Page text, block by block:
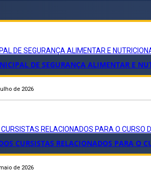
DE SEGURANÇA ALIMENTAR E
DE SEGURANÇA ALIMENTAR E
de 2026
RELACIONADOS PARA O CURSO
CURSISTAS RELACIONADOS PARA O
de 2026